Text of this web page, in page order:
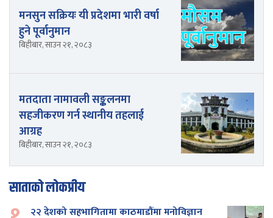
मनसुन सक्रियः यी प्रदेशमा भारी वर्षा
हुने पूर्वानुमान
बिहीबार, साउन २१, २०८३
मतदाता नामावली सङ्कलनमा
सहजीकरण गर्न स्थानीय तहलाई
आग्रह
बिहीबार, साउन २१, २०८३
साताको लोकप्रीय
२२ देशको सहभागितामा काठमाडौंमा मनोविज्ञान